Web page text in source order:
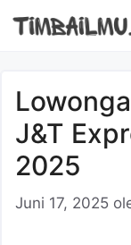
J&T
2025
Juni 17, 2025